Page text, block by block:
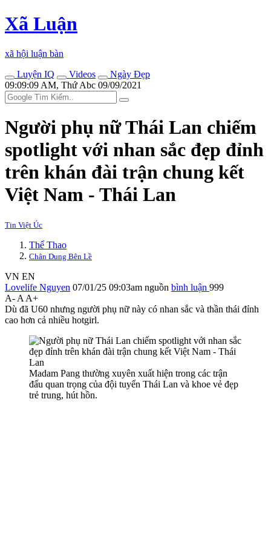
Xã Luận
xã hội luận bàn
Luyện IQ
Videos
Ngày Đẹp
09:09:09 AM, Thứ Abc 09/09/2021
Người phụ nữ Thái Lan chiếm
spotlight với nhan sắc đẹp đỉnh
trên khán đài trận chung kết
Việt Nam - Thái Lan
Tin Việt Úc
Thể Thao
Chân Dung Bên Lề
VN EN
Lovelife Nguyen 07/01/25 09:03am nguồn bình luận 999
A- A A+
Dù đã U60 nhưng người phụ nữ này có nhan sắc và thần thái đỉnh
cao hơn cả nhiều hotgirl.
Madam Pang thường xuyên xuất hiện trong các trận
đấu quan trọng của đội tuyển Thái Lan và khoe vẻ đẹp
trẻ trung, hút hồn.